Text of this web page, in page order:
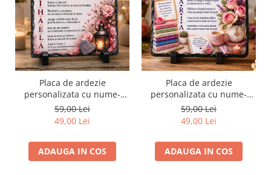
Placa de ardezie
personalizata cu nume-
Mihaela
59,00 Lei
49,00 Lei
ADAUGA IN COS
Placa de ardezie
personalizata cu nume-
Maria
59,00 Lei
49,00 Lei
ADAUGA IN COS